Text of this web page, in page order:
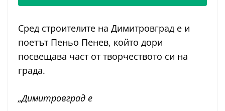
Сред строителите на Димитровград е и
поетът Пеньо Пенев, който дори
посвещава част от творчеството си на
града.
„Димитровград е